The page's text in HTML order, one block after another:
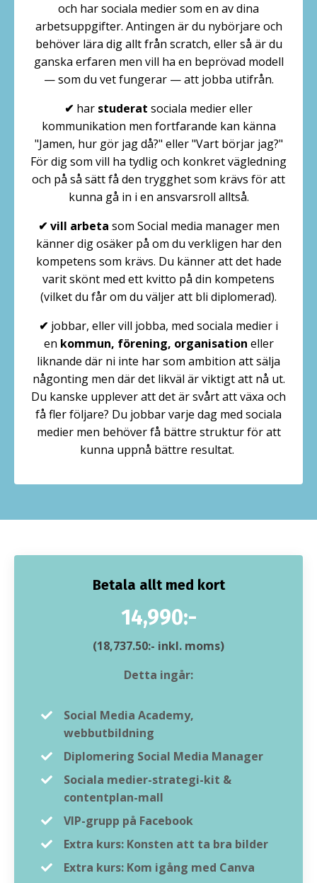
och har sociala medier som en av dina
arbetsuppgifter. Antingen är du nybörjare och
behöver lära dig allt från scratch, eller så är du
ganska erfaren men vill ha en beprövad modell
— som du vet fungerar — att jobba utifrån.
✔ har studerat sociala medier eller
kommunikation men fortfarande kan känna
"Jamen, hur gör jag då?" eller "Vart börjar jag?"
För dig som vill ha tydlig och konkret vägledning
och på så sätt få den trygghet som krävs för att
kunna gå in i en ansvarsroll alltså.
✔ vill arbeta som Social media manager men
känner dig osäker på om du verkligen har den
kompetens som krävs. Du känner att det hade
varit skönt med ett kvitto på din kompetens
(vilket du får om du väljer att bli diplomerad).
✔ jobbar, eller vill jobba, med sociala medier i
en kommun, förening, organisation eller
liknande där ni inte har som ambition att sälja
någonting men där det likväl är viktigt att nå ut.
Du kanske upplever att det är svårt att växa och
få fler följare? Du jobbar varje dag med sociala
medier men behöver få bättre struktur för att
kunna uppnå bättre resultat.
Betala allt med kort
14,990:-
(18,737.50:- inkl. moms)
Detta ingår:
Social Media Academy,
webbutbildning
Diplomering Social Media Manager
Sociala medier-strategi-kit &
contentplan-mall
VIP-grupp på Facebook
Extra kurs: Konsten att ta bra bilder
Extra kurs: Kom igång med Canva